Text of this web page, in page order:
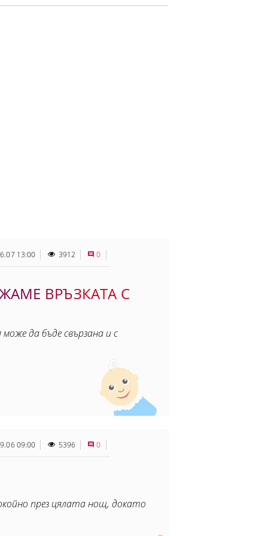
13:00 3912 0
ВРЪЗКАТА С
да бъде свързана и с
09:00 5396 0
през цялата нощ, докато